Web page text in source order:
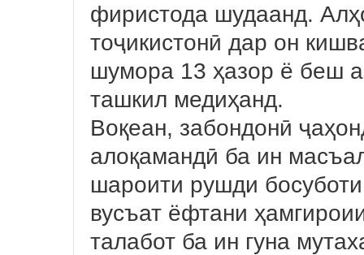
фиристода шудаанд.
тоҷикистонӣ дар он
шумора 13 ҳазор ё беш
ташкил медиҳанд.
Воқеан, забондонӣ
алоқамандӣ ба ин
шароити рушди
вусъат ёфтани
талабот ба ин гуна